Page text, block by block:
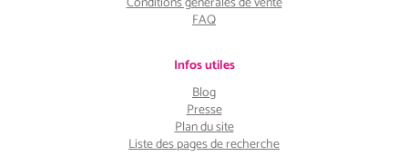
FAQ
Infos utiles
Blog
Presse
Plan du site
Liste des pages de recherche